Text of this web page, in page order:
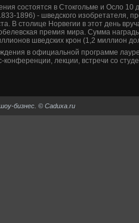
состоятся в Стокгольме и Осло 10
1896) - шве­дского изобретателя,
В столице Норве­гии в этот де­нь
премия мира. Сумма
шве­дских крон (1,2 миллион
в официальной программе
лекции, встречи со
би­знес. © Caduxa.ru